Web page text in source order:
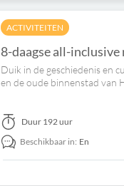
ACTIVITEITEN
8-daagse all-
Duik in de geschiedenis en
en de oude binnenstad van
Duur 192 uur
Beschikbaar in: En